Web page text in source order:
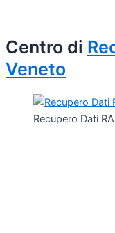
Centro di
Veneto
Recupero Dati